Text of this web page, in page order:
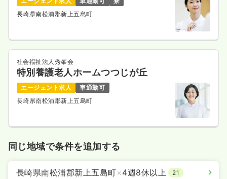
長崎県南松浦郡新上五島町
社会福祉法人秀峯会
特別養護老人ホームつつじが丘
エージェント求人
車通勤可
長崎県南松浦郡新上五島町
同じ地域で条件を追加する
長崎県南松浦郡新上五島町×4週8休以上 21